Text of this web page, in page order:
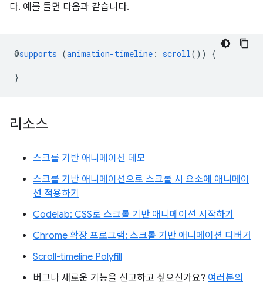
다. 예를 들면 다음과 같습니다.
@supports (animation-timeline : scroll ()) {
}
리소스
스크롤 기반 애니메이션 데모
스크롤 기반 애니메이션으로 스크롤 시 요소에 애니메이
션 적용하기
Codelab: CSS로 스크롤 기반 애니메이션 시작하기
Chrome 확장 프로그램: 스크롤 기반 애니메이션 디버거
Scroll-timeline Polyfill
버그나 새로운 기능을 신고하고 싶으신가요? 여러분의